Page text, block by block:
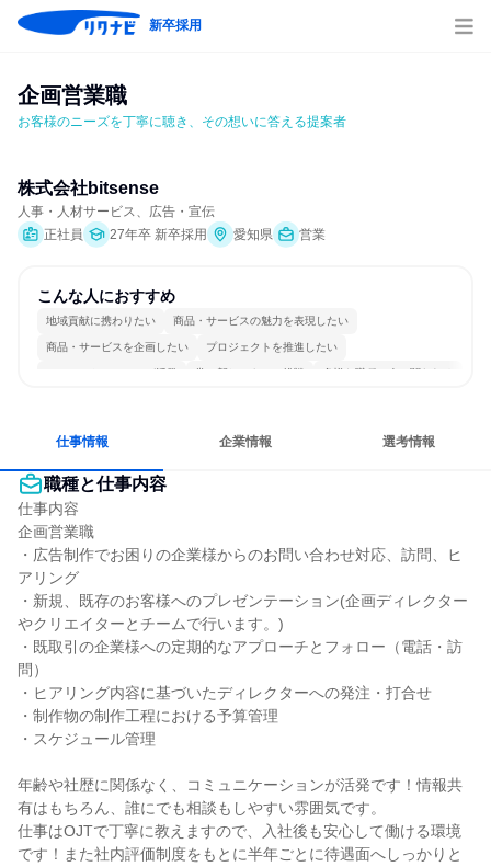
新卒採用
企画営業職
お客様のニーズを丁寧に聴き、その想いに答える提案者
株式会社bitsense
人事・人材サービス、広告・宣伝
正社員
27年卒 新卒採用 愛知県 営業
こんな人におすすめ
地域貢献に携わりたい 商品・サービスの魅力を表現したい
商品・サービスを企画したい プロジェクトを推進したい
コミュニケーションが活発 常に新しいものに挑戦 多様な職種の人と関われる
仕事情報 企業情報 選考情報
職種と仕事内容
仕事内容
企画営業職
・広告制作でお困りの企業様からのお問い合わせ対応、訪問、ヒ
アリング
・新規、既存のお客様へのプレゼンテーション(企画ディレクター
やクリエイターとチームで行います。)
・既取引の企業様への定期的なアプローチとフォロー（電話・訪
問）
・ヒアリング内容に基づいたディレクターへの発注・打合せ
・制作物の制作工程における予算管理
・スケジュール管理
年齢や社歴に関係なく、コミュニケーションが活発です！情報共
有はもちろん、誰にでも相談もしやすい雰囲気です。
仕事はOJTで丁寧に教えますので、入社後も安心して働ける環境
です！また社内評価制度をもとに半年ごとに待遇面へしっかりと